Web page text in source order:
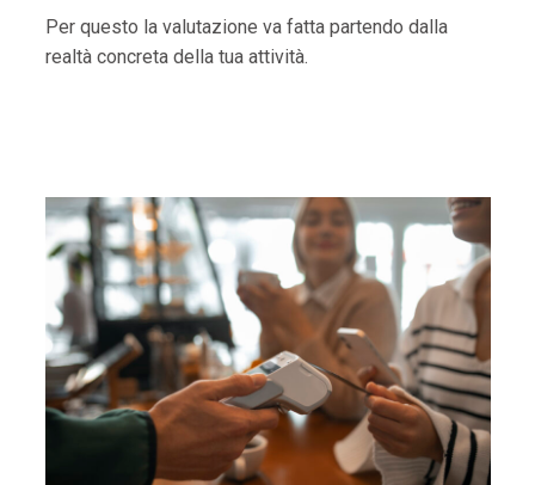
Per questo la valutazione va fatta partendo dalla
realtà concreta della tua attività.